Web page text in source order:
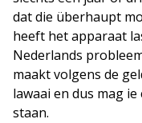
dat die überhaupt
heeft het apparaat
Nederlands
maakt volgens de
lawaai en dus mag
staan.